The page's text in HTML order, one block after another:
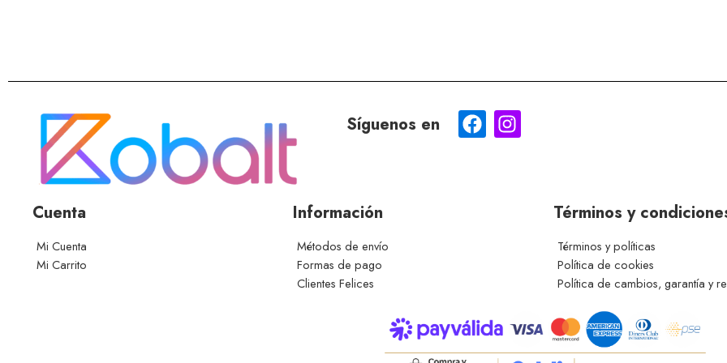
Síguenos en
Cuenta
Mi Cuenta
Mi Carrito
Información
Métodos de envío
Formas de pago
Clientes Felices
Términos y
Términos y políticas
Política de cookies
Política de cambios, garantía y